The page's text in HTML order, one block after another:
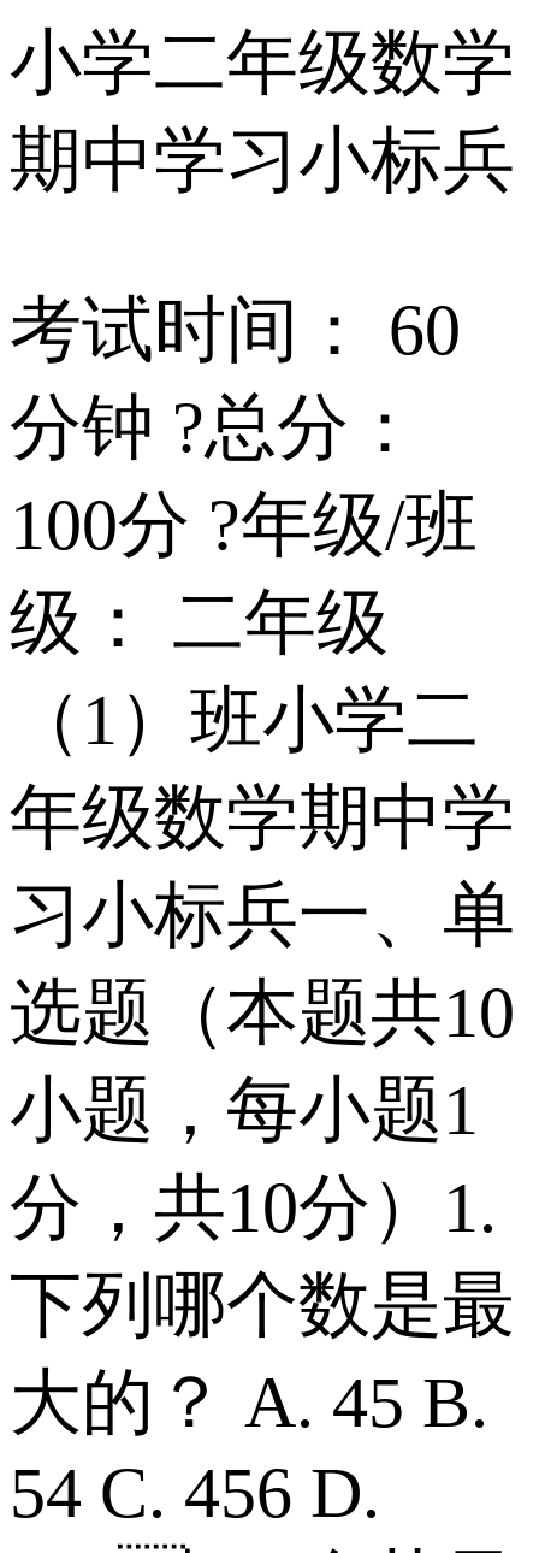
小学二年级数学
期中学习小标兵
考试时间： 60
分钟 ?总分：
100分 ?年级/班
级： 二年级
（1）班 小学二
年级数学期中学
习小标兵 一、单
选题（本题共10
小题，每小题1
分，共10分） 1.
下列哪个数是最
大的？ A. 45 B.
54 C. 456 D.